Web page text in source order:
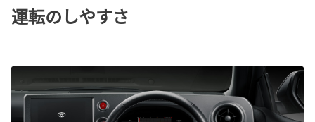
運転のしやすさ